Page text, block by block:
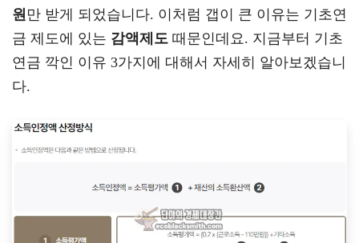
원 만 받게 되었습니다. 이처럼 갭이 큰 이유는 기초연
금 제도에 있는 감액제도 때문인데요. 지금부터 기초
연금 깍인 이유 3가지에 대해서 자세히 알아보겠습니
다.